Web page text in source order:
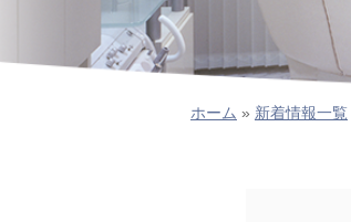
ホーム » 新着情報一覧